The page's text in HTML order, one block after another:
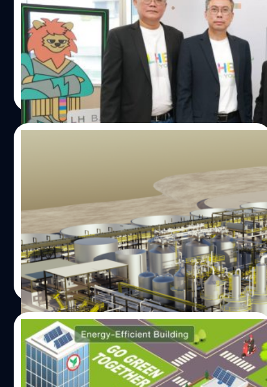
นายฉี ชิง-ฟู่ กรรมการผู้จัดการ บริษัท แอล เอช ไฟแนนซ์เชียล
กรุ๊ป จำกัด (มหาชน) หรือ LHFG เปิดเผยภาพรวมเศรษฐกิจ
ไทยในปี 2566 ว่ามีแนวโน้มขยายตัวต่อเนื่องราว 3.7% โดยได้
แรงหนุนจากภาคการท่องเที่ยว การจ้างงาน และการลงทุน
ภาคเอกชนที่ปรับตัวดีขึ้น และคาดว่าอัตราเงินเฟ้อจะทยอย
ปรับลดลงตามราคาพลังงาน อย่างไรก็ตาม ยังต้องเฝ้าระวัง
ปัจจัยเสี่ยงอื่น ๆ ที่อาจกระทบต่อการฟื้นตัวของเศรษฐกิจไทย
เช่น การฟื้นตัวของรายได้ภาคครัวเรือนและภาคธุรกิจบางกลุ่ม
ที่เปราะบาง, การดำเนินนโยบายการเงินที่เข้มงวดของประเทศ
ยูเครน สำหรับกลยุทธ์การดำเนินงานของ LHFG ในปี 2566 นี้
จะเน้นไปที่การนำเสนอผลิตภัณฑ์ทางการเงินและการลงทุนที่
ครบวงจรเหมาะสมกับสถานการณ์และจังหวะการลงทุนให้กับ
ลูกค้าผ่าน Digital Platform รวมถึงกลยุทธ์การ Synergy
ภายในกลุ่มธุรกิจทางการเงิน และ CTBC บริษัทแม่ของกลุ่ม
ธุรกิจทางการเงินแลนด์ แอนด์ เฮ้าส์ เพื่อร่วมกันพัฒนา
ผลิตภัณฑ์และบริการที่ตอบสนองความต้องการของลูกค้าทุก
กลุ่ม รวมทั้งขยายฐานลูกค้าที่ทำธุรกิจต่างประเทศเพิ่มมากขึ้น
(Trade Finance) นอกจากนี้ มีการพัฒนาผลิตภัณฑ์สินเชื่อรูป
แบบใหม่ ๆ…
พนิตา สืบสมุทร| 1255 days ago
Read More
เงื่อนไขมูลค่า 23,111 ล้านบาท ให้เหมืองลิเทียม
กระทรวงพลังงานสหรัฐฯ ประกาศมอบข้อเสนอสินเชื่อแบบมี
เงื่อนไขให้แก่ Ioneer บริษัทเหมืองลิเธียม ด้วยมูลค่าสูงถึง 700
ล้านเหรียญสหรัฐฯ (23,111 ล้านบาท) เพื่อพัฒนาโครงการ
Rhyolite Ridge Lithium-Boron ในรัฐเนวาดาสำหรับจัดหา
แบตเตอรี่ลิเทียมคาร์บอเนตแก่รถยนต์ไฟฟ้าได้ประมาณ
370,000 คันต่อปี ซึ่งจะช่วยลดการใช้น้ำมันเบนซินได้ 145
ล้านแกลลอน/ปี และป้องกันการปล่อยก๊าซ
คาร์บอนไดออกไซด์ได้ 1,290,000 ตัน/ปี ทั้งนี้ยังช่วยงสร้าง
งานก่อสร้างได้ถึง 600 ตำแหน่งและงานด้านปฏิบัติการ 250 -
300 ตำแหน่ง
ศิลา วงศ์เจริญ| 1299 days ago
Read More
17/02/2022
เคแบงก์เปิดตัวสินเชื่อสีเขียว หนุนคนไทยสร้าง
ไลฟ์สไตล์รักษ์โลก